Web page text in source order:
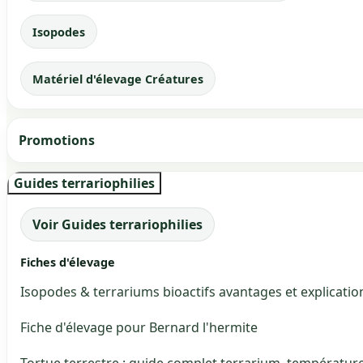
Isopodes
Matériel d'élevage Créatures
Promotions
Guides terrariophilies
Voir Guides terrariophilies
Fiches d'élevage
Isopodes & terrariums bioactifs avantages et
Fiche d'élevage pour Bernard l'hermite